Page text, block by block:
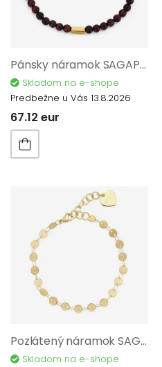
Pánsky náramok SAGAPO Riot SRT17
Skladom na e-shope
Predbežne u Vás 13.8.2026
67.12 eur
Pozlátený náramok SAGAPO Chunky SHK101
Skladom na e-shope